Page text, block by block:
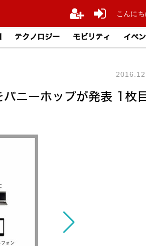
テクノロジー モビリティ イベ
ニーホップが発表 1枚
こんに